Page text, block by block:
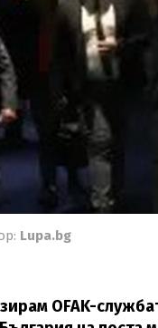
Lupa.bg
OFAK-